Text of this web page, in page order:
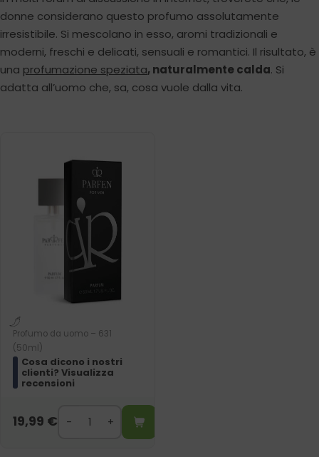
donne considerano questo profumo assolutamente
irresistibile. Si mescolano in esso, aromi tradizionali e
moderni, freschi e delicati, sensuali e romantici. Il risultato, è
una profumazione speziata,naturalmente calda. Si
adatta all’uomo che, sa, cosa vuole dalla vita.
Profumo da uomo – 631
(50ml)
Cosa dicono i nostri
clienti? Visualizza
recensioni
19,99 €